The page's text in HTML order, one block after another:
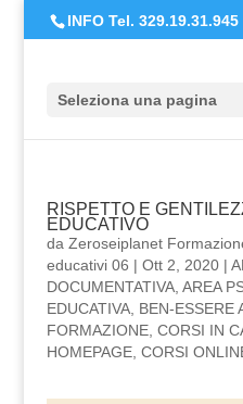
INFO Tel. 329.19.31.945
Seleziona una pagina
RISPETTO E
EDUCATIVO
da Zeroseiplanet
educativi 06 | Ott 2, 2020|
DOCUMENTATIVA, AREA
EDUCATIVA, BEN-ESSERE
FORMAZIONE, CORSI IN
HOMEPAGE, CORSI